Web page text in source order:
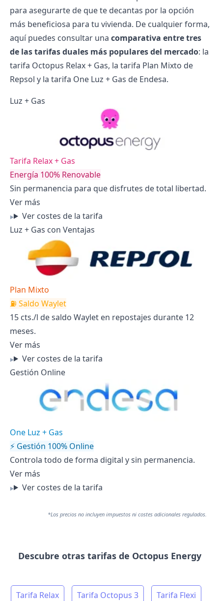
para asegurarte de que te decantas por la opción
más beneficiosa para tu vivienda. De cualquier forma,
aquí puedes consultar una comparativa entre tres
de las tarifas duales más populares del mercado: la
tarifa Octopus Relax + Gas, la tarifa Plan Mixto de
Repsol y la tarifa One Luz + Gas de Endesa.
Luz + Gas
Tarifa Relax + Gas
Energía 100% Renovable
Sin permanencia para que disfrutes de total libertad.
Ver más
Ver costes de la tarifa
Luz + Gas con Ventajas
Plan Mixto
⛽ Saldo Waylet
15 cts./l de saldo Waylet en repostajes durante 12
meses.
Ver más
Ver costes de la tarifa
Gestión Online
One Luz + Gas
⚡ Gestión 100% Online
Controla todo de forma digital y sin permanencia.
Ver más
Ver costes de la tarifa
*Los precios no incluyen impuestos ni costes adicionales regulados.
Descubre otras tarifas de Octopus Energy
Tarifa Relax Tarifa Octopus 3 Tarifa Flexi